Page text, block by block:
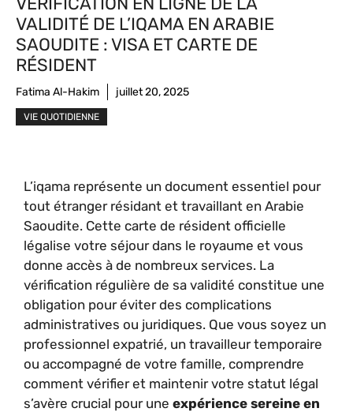
VALIDITÉ DE L’IQAMA EN ARABIE
SAOUDITE : VISA ET CARTE DE
RÉSIDENT
Fatima Al-Hakim juillet 20, 2025
VIE QUOTIDIENNE
L’iqama représente un document essentiel pour
tout étranger résidant et travaillant en Arabie
Saoudite. Cette carte de résident officielle
légalise votre séjour dans le royaume et vous
donne accès à de nombreux services. La
vérification régulière de sa validité constitue une
obligation pour éviter des complications
administratives ou juridiques. Que vous soyez un
professionnel expatrié, un travailleur temporaire
ou accompagné de votre famille, comprendre
comment vérifier et maintenir votre statut légal
s’avère crucial pour une expérience sereine en